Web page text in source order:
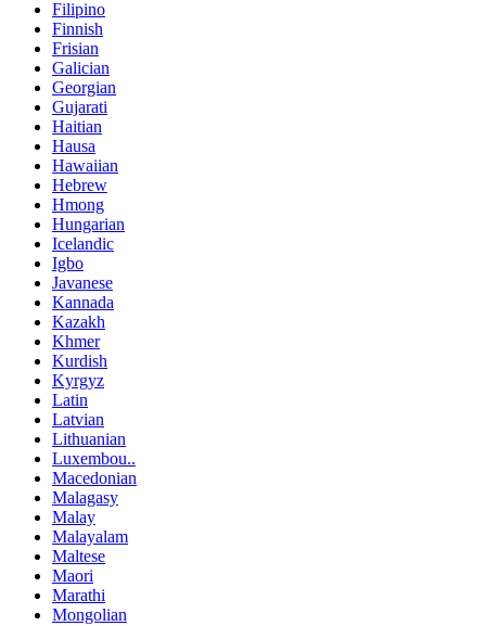
Filipino
Finnish
Frisian
Galician
Georgian
Gujarati
Haitian
Hausa
Hawaiian
Hebrew
Hmong
Hungarian
Icelandic
Igbo
Javanese
Kannada
Kazakh
Khmer
Kurdish
Kyrgyz
Latin
Latvian
Lithuanian
Luxembou..
Macedonian
Malagasy
Malay
Malayalam
Maltese
Maori
Marathi
Mongolian